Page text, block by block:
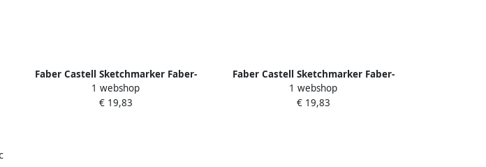
Faber Castell Sketchmarker Faber-
Castell Goldfaber etui 6 stuks Kawaii
op alcoholbasis
1 webshop
€ 19,83
Faber Castell Sketchmarker Faber-
Castell Goldfaber etui 6 stuks Product
design op alcoholbasis
1 webshop
€ 19,83